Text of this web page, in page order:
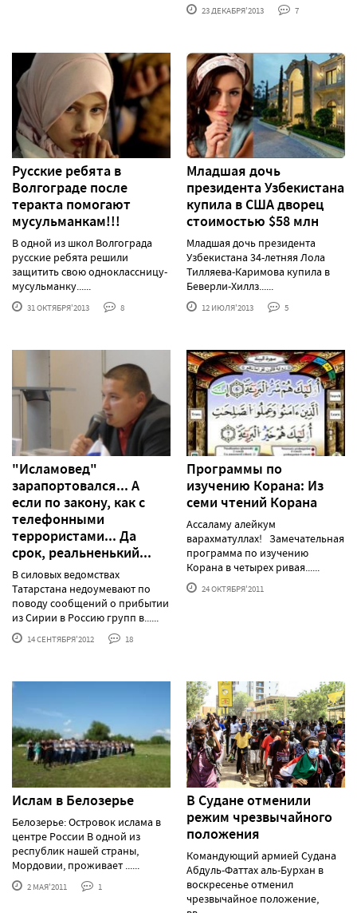
23 ДЕКАБРЯ'2013 7
Русские ребята в
Волгограде после
теракта помогают
мусульманкам!!!
В одной из школ Волгограда
русские ребята решили
защитить свою одноклассницу-
мусульманку......
31 ОКТЯБРЯ'2013 8
Младшая дочь
президента Узбекистана
купила в США дворец
стоимостью $58 млн
Младшая дочь президента
Узбекистана 34-летняя Лола
Тилляева-Каримова купила в
Беверли-Хиллз......
12 ИЮЛЯ'2013 5
"Исламовед"
зарапортовался... А
если по закону, как с
телефонными
террористами... Да
срок, реальненький...
В силовых ведомствах
Татарстана недоумевают по
поводу сообщений о прибытии
из Сирии в Россию групп в......
14 СЕНТЯБРЯ'2012 18
Программы по
изучению Корана: Из
семи чтений Корана
Ассаламу алейкум
варахматуллах! Замечательная
программа по изучению
Корана в четырех ривая......
24 ОКТЯБРЯ'2011
Ислам в Белозерье
Белозерье: Островок ислама в
центре России В одной из
республик нашей страны,
Мордовии, проживает ......
2 МАЯ'2011 1
В Судане отменили
режим чрезвычайного
положения
Командующий армией Судана
Абдуль-Фаттах аль-Бурхан в
воскресенье отменил
чрезвычайное положение,